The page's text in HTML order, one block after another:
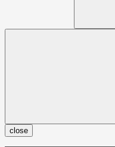
close